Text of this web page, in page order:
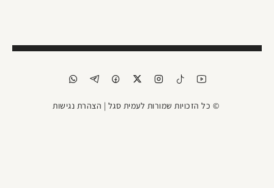
© כל הזכויות שמורות לעמית סגל | הצהרת נגישות